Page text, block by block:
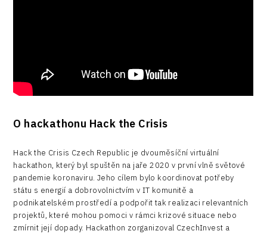
O hackathonu Hack the Crisis
Hack the Crisis Czech Republic je dvouměsíční virtuální
hackathon, který byl spuštěn na jaře 2020 v první vlně světové
pandemie koronaviru. Jeho cílem bylo koordinovat potřeby
státu s energií a dobrovolnictvím v IT komunitě a
podnikatelském prostředí a podpořit tak realizaci relevantních
projektů, které mohou pomoci v rámci krizové situace nebo
zmírnit její dopady. Hackathon zorganizoval CzechInvest a